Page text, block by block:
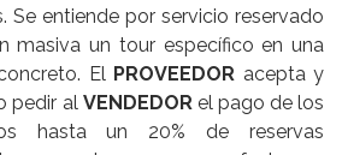
Se entiende por servicio reservado
masiva un tour específico en una
El PROVEEDOR acepta y
pedir al VENDEDOR el pago de los
hasta un 20% de reservas